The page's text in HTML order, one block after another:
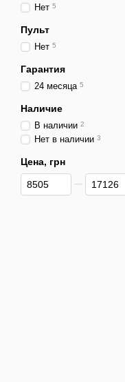
Нет 5
Пульт
Нет 5
Гарантия
24 месяца 5
Наличие
В наличии 2
Нет в наличии 3
Цена, грн
От Цена, грн
До Цена, грн